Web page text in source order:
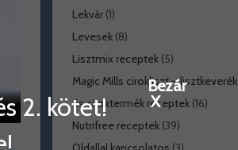
Lekvár(1)
Levesek(8)
Lisztmix receptek(5)
Magic Mills cirokliszt – lisztkeverék
és ciroktermék receptek(16)
Nutrifree receptek(39)
2. kötet!
Bezár
X